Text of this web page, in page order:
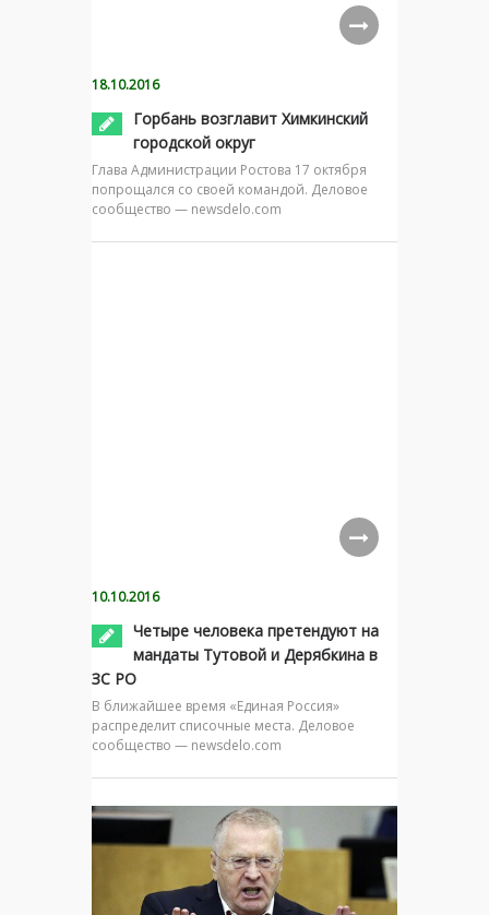
18.10.2016
Горбань возглавит Химкинский
городской округ
Глава Администрации Ростова 17 октября
попрощался со своей командой. Деловое
сообщество — newsdelo.com
10.10.2016
Четыре человека претендуют на
мандаты Тутовой и Дерябкина в
ЗС РО
В ближайшее время «Единая Россия»
распределит списочные места. Деловое
сообщество — newsdelo.com